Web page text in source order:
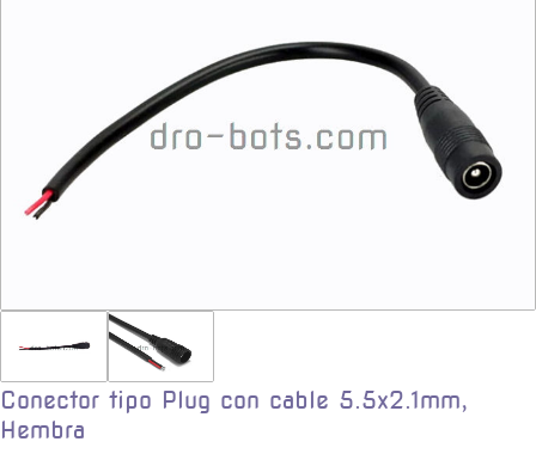
Conector tipo Plug con cable 5.5x2.1mm,
Hembra